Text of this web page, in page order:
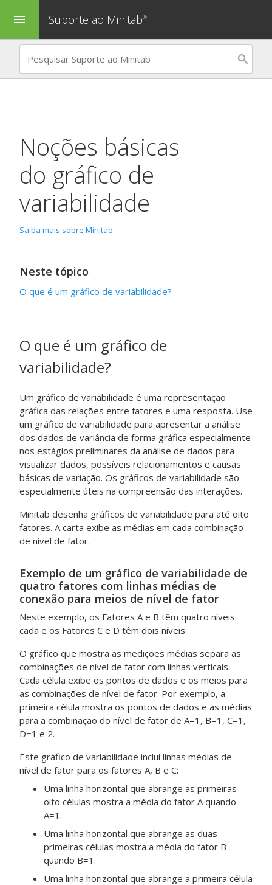
menu Suporte ao Minitab®
Noções básicas
do gráfico de
variabilidade
Saiba mais sobre Minitab
Neste tópico
O que é um gráfico de variabilidade?
O que é um gráfico de
variabilidade?
Um gráfico de variabilidade é uma representação
gráfica das relações entre fatores e uma resposta. Use
um gráfico de variabilidade para apresentar a análise
dos dados de variância de forma gráfica especialmente
nos estágios preliminares da análise de dados para
visualizar dados, possíveis relacionamentos e causas
básicas de variação. Os gráficos de variabilidade são
especialmente úteis na compreensão das interações.
Minitab desenha gráficos de variabilidade para até oito
fatores. A carta exibe as médias em cada combinação
de nível de fator.
Exemplo de um gráfico de variabilidade de
quatro fatores com linhas médias de
conexão para meios de nível de fator
Neste exemplo, os Fatores A e B têm quatro níveis
cada e os Fatores C e D têm dois níveis.
O gráfico que mostra as medições médias separa as
combinações de nível de fator com linhas verticais.
Cada célula exibe os pontos de dados e os meios para
as combinações de nível de fator. Por exemplo, a
primeira célula mostra os pontos de dados e as médias
para a combinação do nível de fator de A=1, B=1, C=1,
D=1 e 2.
Este gráfico de variabilidade inclui linhas médias de
nível de fator para os fatores A, B e C:
Uma linha horizontal que abrange as primeiras
oito células mostra a média do fator A quando
A=1.
Uma linha horizontal que abrange as duas
primeiras células mostra a média do fator B
quando B=1.
Uma linha horizontal que abrange a primeira célula